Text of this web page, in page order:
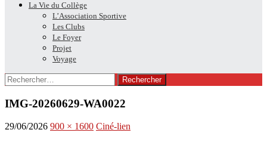
La Vie du Collège
L’Association Sportive
Les Clubs
Le Foyer
Projet
Voyage
Rechercher :
IMG-20260629-WA0022
29/06/2026 900 × 1600 Ciné-lien